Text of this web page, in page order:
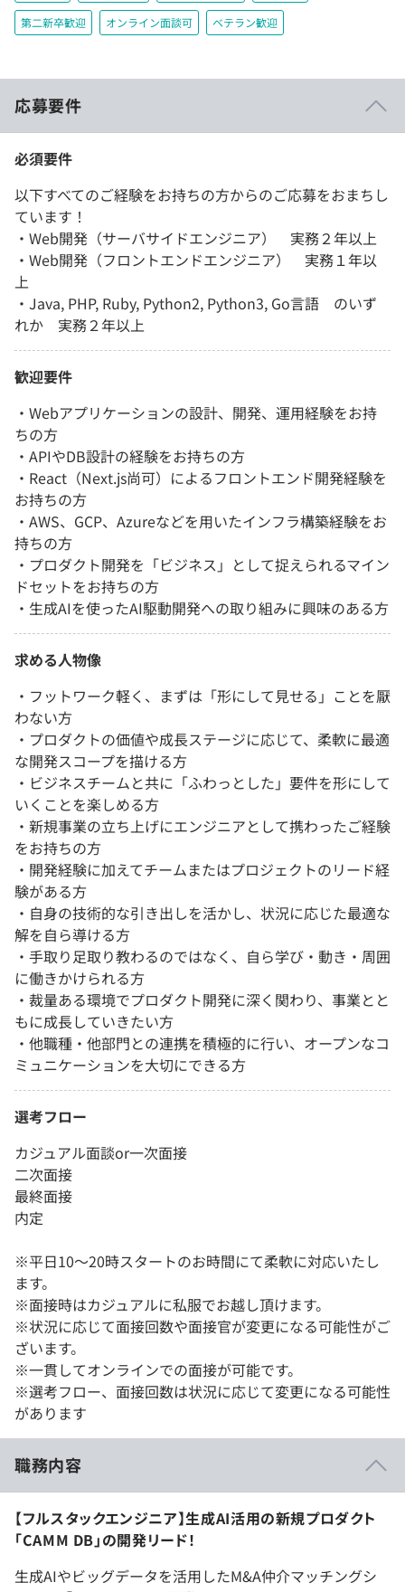
第二新卒歓迎 オンライン面談可 ベテラン歓迎
応募要件
必須要件
以下すべてのご経験をお持ちの方からのご応募をおまちし
ています！
・Web開発（サーバサイドエンジニア） 実務２年以上
・Web開発（フロントエンドエンジニア） 実務１年以
上
・Java, PHP, Ruby, Python2, Python3, Go言語 のいず
れか 実務２年以上
歓迎要件
・Webアプリケーションの設計、開発、運用経験をお持
ちの方
・APIやDB設計の経験をお持ちの方
・React（Next.js尚可）によるフロントエンド開発経験を
お持ちの方
・AWS、GCP、Azureなどを用いたインフラ構築経験をお
持ちの方
・プロダクト開発を「ビジネス」として捉えられるマイン
ドセットをお持ちの方
・生成AIを使ったAI駆動開発への取り組みに興味のある方
求める人物像
・フットワーク軽く、まずは「形にして見せる」ことを厭
わない方
・プロダクトの価値や成長ステージに応じて、柔軟に最適
な開発スコープを描ける方
・ビジネスチームと共に「ふわっとした」要件を形にして
いくことを楽しめる方
・新規事業の立ち上げにエンジニアとして携わったご経験
をお持ちの方
・開発経験に加えてチームまたはプロジェクトのリード経
験がある方
・自身の技術的な引き出しを活かし、状況に応じた最適な
解を自ら導ける方
・手取り足取り教わるのではなく、自ら学び・動き・周囲
に働きかけられる方
・裁量ある環境でプロダクト開発に深く関わり、事業とと
もに成長していきたい方
・他職種・他部門との連携を積極的に行い、オープンなコ
ミュニケーションを大切にできる方
選考フロー
カジュアル面談or一次面接
二次面接
最終面接
内定
※平日10～20時スタートのお時間にて柔軟に対応いたし
ます。
※面接時はカジュアルに私服でお越し頂けます。
※状況に応じて面接回数や面接官が変更になる可能性がご
ざいます。
※一貫してオンラインでの面接が可能です。
※選考フロー、面接回数は状況に応じて変更になる可能性
があります
職務内容
【フルスタックエンジニア】生成AI活用の新規プロダクト
「CAMM DB」の開発リード！
生成AIやビッグデータを活用したM&A仲介マッチングシ